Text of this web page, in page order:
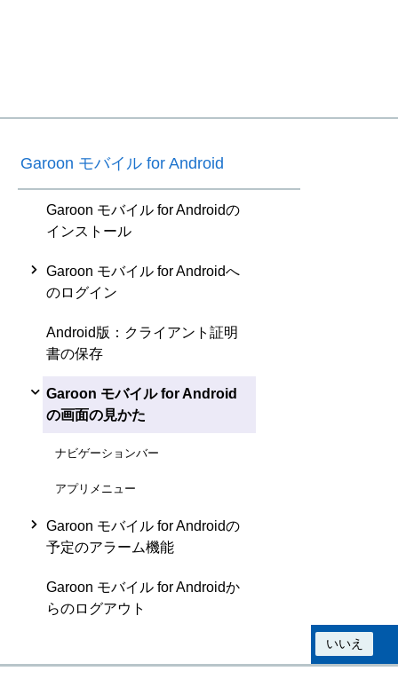
Garoon モバイル for Android
Garoon モバイル for Androidの
インストール
Garoon モバイル for Androidへ
のログイン
Android版：クライアント証明
書の保存
Garoon モバイル for Android
の画面の見かた
ナビゲーションバー
アプリメニュー
Garoon モバイル for Androidの
予定のアラーム機能
Garoon モバイル for Androidか
らのログアウト
いいえ